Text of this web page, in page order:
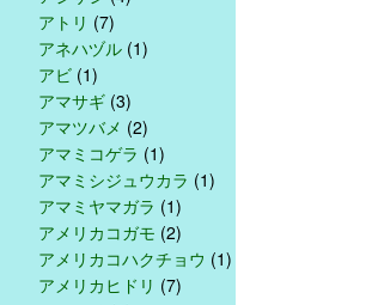
アトリ (7)
アネハヅル (1)
アビ (1)
アマサギ (3)
アマツバメ (2)
アマミコゲラ (1)
アマミシジュウカラ (1)
アマミヤマガラ (1)
アメリカコガモ (2)
アメリカコハクチョウ (1)
アメリカヒドリ (7)